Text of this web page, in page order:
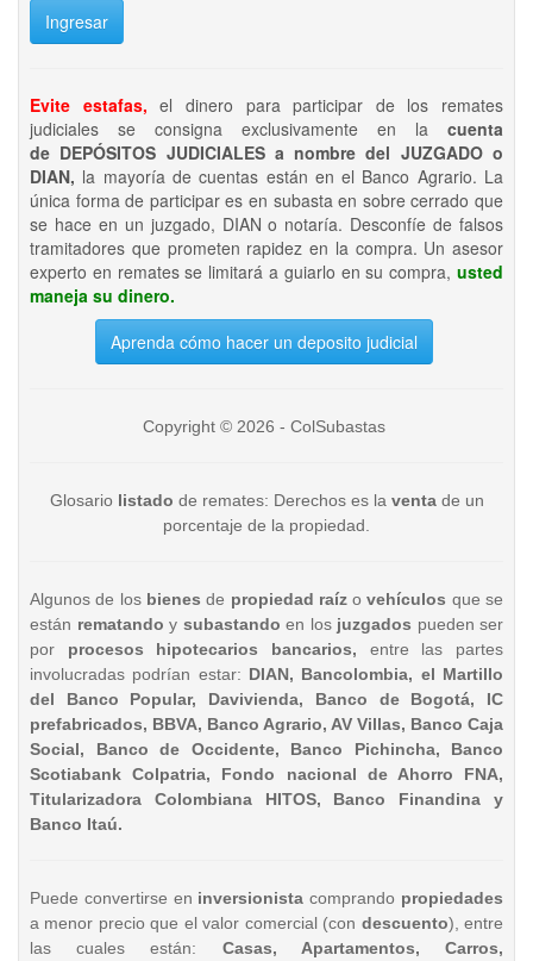
Ingresar
Evite estafas, el dinero para participar de los remates
judiciales se consigna exclusivamente en la cuenta
de DEPÓSITOS JUDICIALES a nombre del JUZGADO o
DIAN, la mayoría de cuentas están en el Banco Agrario. La
única forma de participar es en subasta en sobre cerrado que
se hace en un juzgado, DIAN o notaría. Desconfíe de falsos
tramitadores que prometen rapidez en la compra. Un asesor
experto en remates se limitará a guiarlo en su compra, usted
maneja su dinero.
Aprenda cómo hacer un deposito judicial
Copyright © 2026 - ColSubastas
Glosario listado de remates: Derechos es la ventade un
porcentaje de la propiedad.
Algunos de los bienesde propiedad raízo vehículos que se
están rematando y subastando en los juzgados pueden ser
por procesos hipotecarios bancarios, entre las partes
involucradas podrían estar: DIAN, Bancolombia, el Martillo
del Banco Popular, Davivienda, Banco de Bogotá, IC
prefabricados, BBVA, Banco Agrario, AV Villas, Banco Caja
Social, Banco de Occidente, Banco Pichincha, Banco
Scotiabank Colpatria, Fondo nacional de Ahorro FNA,
Titularizadora Colombiana HITOS, Banco Finandina y
Banco Itaú.
Puede convertirse en inversionista comprando propiedades
a menor precio que el valor comercial (con descuento), entre
las cuales están: Casas, Apartamentos, Carros,